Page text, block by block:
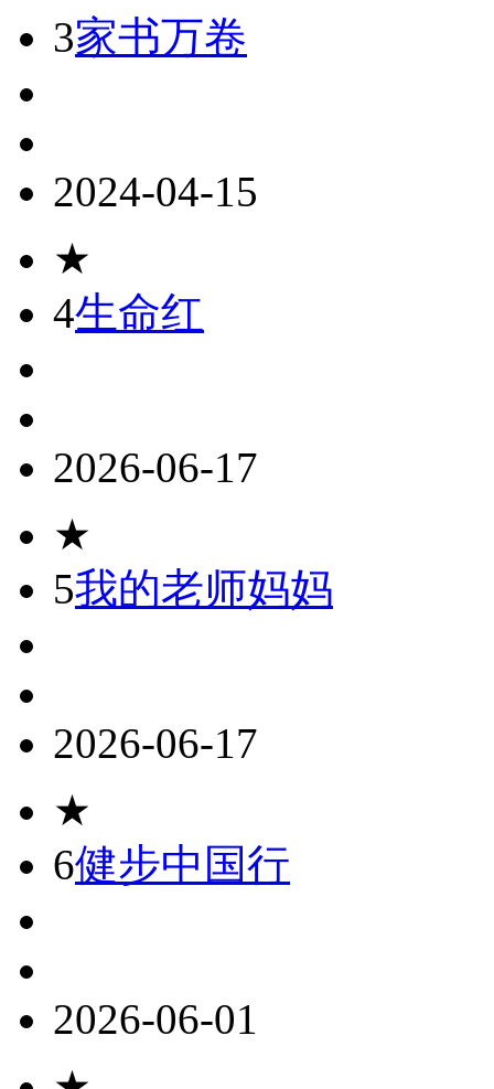
3家书万卷
2024-04-15
★
4生命红
2026-06-17
★
5我的老师妈妈
2026-06-17
★
6健步中国行
2026-06-01